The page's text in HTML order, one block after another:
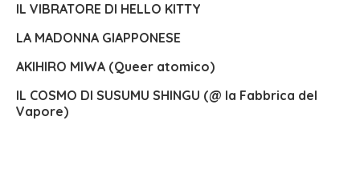
IL VIBRATORE DI HELLO KITTY
LA MADONNA GIAPPONESE
AKIHIRO MIWA (Queer atomico)
IL COSMO DI SUSUMU SHINGU (@ la Fabbrica del
Vapore)